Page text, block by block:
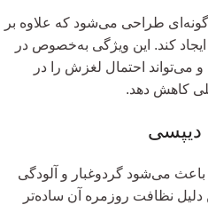
طراحی می‌شود که علاوه بر
کند. این ویژگی به‌خصوص در
می‌تواند احتمال لغزش را در
کاهش دهد.
دیپسی
می‌شود گردوغبار و آلودگی
دلیل نظافت روزمره آن ساده‌تر